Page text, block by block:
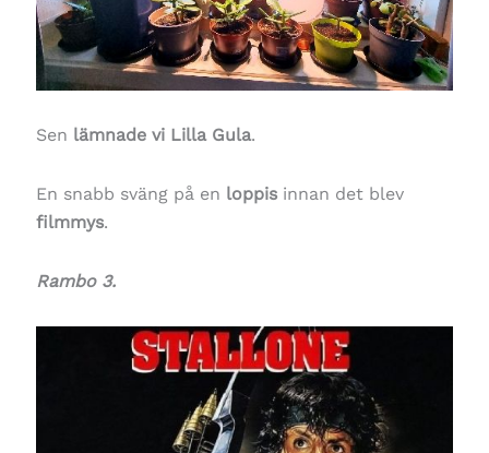
Sen lämnade vi Lilla Gula.
En snabb sväng på en loppisinnan det blev
filmmys.
Rambo 3.